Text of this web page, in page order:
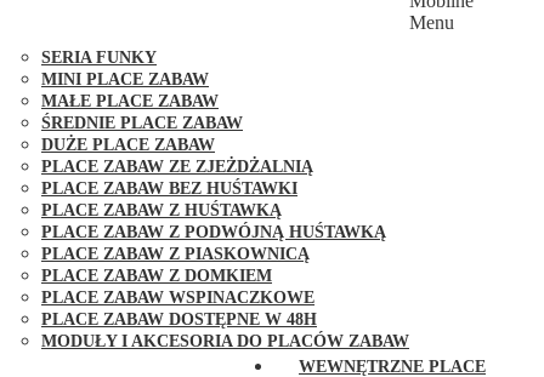
SERIA FUNKY
MINI PLACE ZABAW
MAŁE PLACE ZABAW
ŚREDNIE PLACE ZABAW
DUŻE PLACE ZABAW
PLACE ZABAW ZE ZJEŻDŻALNIĄ
PLACE ZABAW BEZ HUŚTAWKI
PLACE ZABAW Z HUŚTAWKĄ
PLACE ZABAW Z PODWÓJNĄ HUŚTAWKĄ
PLACE ZABAW Z PIASKOWNICĄ
PLACE ZABAW Z DOMKIEM
PLACE ZABAW WSPINACZKOWE
PLACE ZABAW DOSTĘPNE W 48H
MODUŁY I AKCESORIA DO PLACÓW ZABAW
Menu
WEWNĘTRZNE PLACE